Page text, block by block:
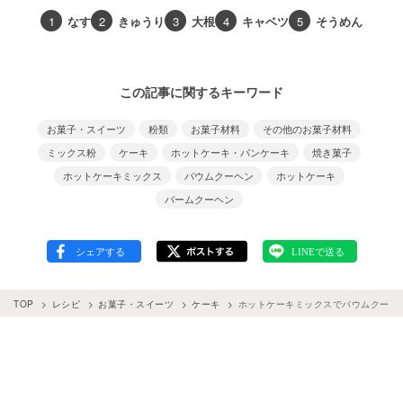
1 なす 2 きゅうり 3 大根 4 キャベツ 5 そうめん
この記事に関するキーワード
お菓子・スイーツ 粉類 お菓子材料
その他のお菓子材料
ミックス粉
ケーキ ホットケーキ・パンケーキ
焼き菓子
ホットケーキミックス
バウムクーヘン
ホットケーキ
バームクーヘン
TOP レシピ お菓子・スイーツ ケーキ ホットケーキミックスでバウムクーヘ